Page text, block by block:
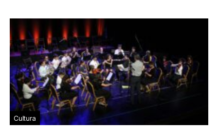
Cultura